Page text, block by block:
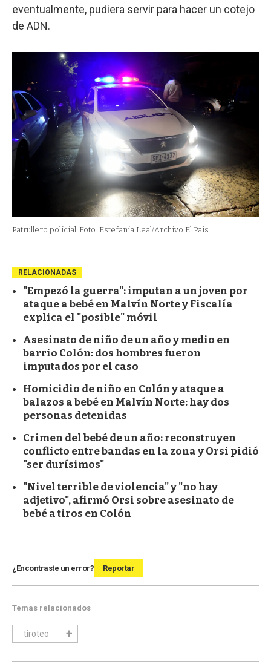
eventualmente, pudiera servir para hacer un cotejo
de ADN.
Patrullero policial Foto: Estefania Leal/Archivo El Pais
RELACIONADAS
"Empezó la guerra": imputan a un joven por
ataque a bebé en Malvín Norte y Fiscalía
explica el "posible" móvil
Asesinato de niño de un año y medio en
barrio Colón: dos hombres fueron
imputados por el caso
Homicidio de niño en Colón y ataque a
balazos a bebé en Malvín Norte: hay dos
personas detenidas
Crimen del bebé de un año: reconstruyen
conflicto entre bandas en la zona y Orsi pidió
"ser durísimos"
"Nivel terrible de violencia" y "no hay
adjetivo", afirmó Orsi sobre asesinato de
bebé a tiros en Colón
¿Encontraste un error? Reportar
Temas relacionados
tiroteo